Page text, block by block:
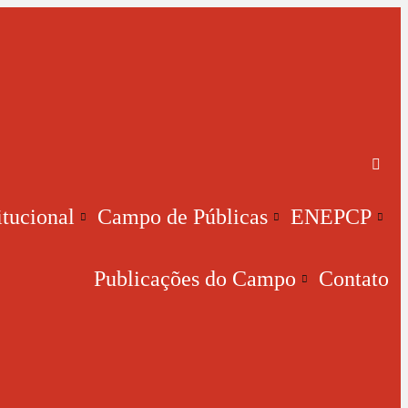
Campo de Públicas ENEPCP
Publicações do Campo Contato